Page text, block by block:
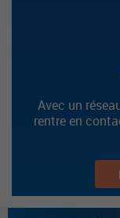
Avec un
rentre en